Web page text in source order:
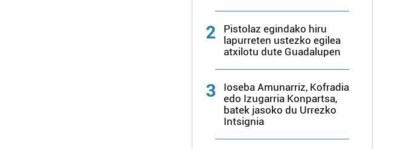
2
Pistolaz egindako hiru
lapurreten ustezko egilea
atxilotu dute Guadalupen
3
Ioseba Amunarriz, Kofradia
edo Izugarria Konpartsa,
batek jasoko du Urrezko
Intsignia